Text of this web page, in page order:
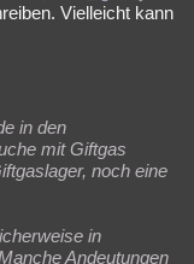
Vielleicht kann
in den
mit Giftgas
noch eine
in
Andeutungen